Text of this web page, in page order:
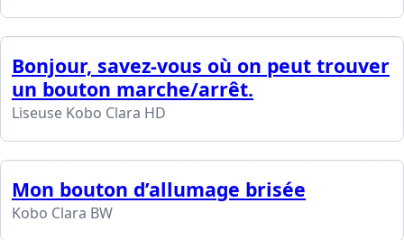
Bonjour, savez-vous où on peut trouver
un bouton marche/arrêt.
Liseuse Kobo Clara HD
Mon bouton d’allumage brisée
Kobo Clara BW